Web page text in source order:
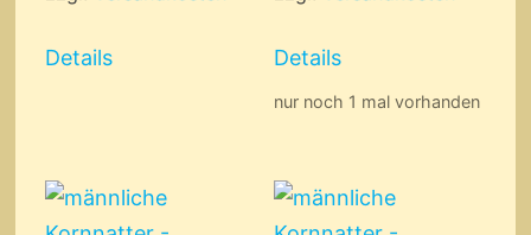
Details Details
nur noch 1 mal vorhanden